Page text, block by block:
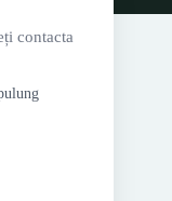
contacta